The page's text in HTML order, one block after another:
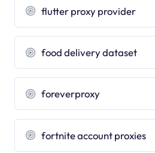
flutter proxy provider
food delivery dataset
foreverproxy
fortnite account proxies